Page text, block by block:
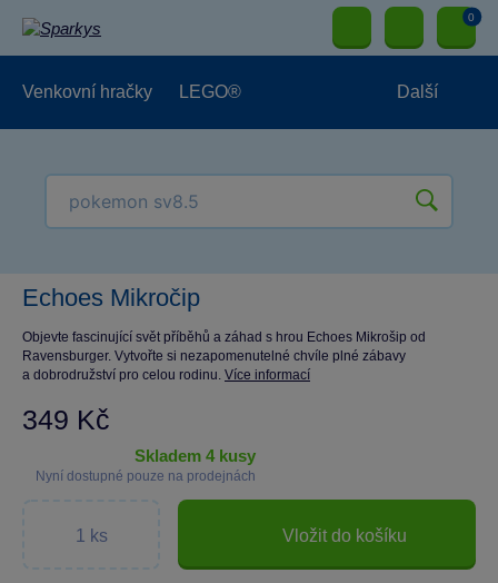
0
Venkovní hračky LEGO® Další
Echoes Mikročip
Objevte fascinující svět příběhů a záhad s hrou Echoes Mikrošip od
Ravensburger. Vytvořte si nezapomenutelné chvíle plné zábavy
a dobrodružství pro celou rodinu. Více informací
349 Kč
skladem 4 kusy
Nyní dostupné pouze na prodejnách
Vložit do košíku